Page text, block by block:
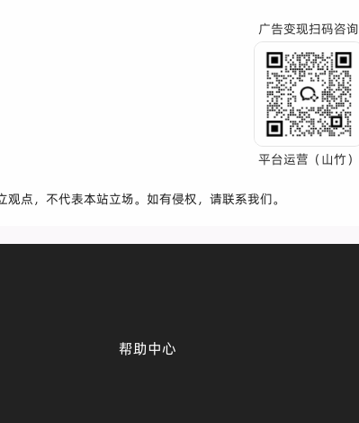
广告变现扫码咨询
平台运营（山竹）
点，不代表本站立场。如有侵权，请联系我们。
帮助中心